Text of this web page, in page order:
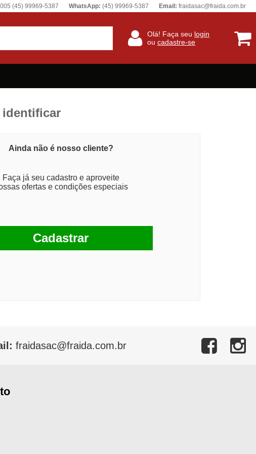
(45) 99969-5387 WhatsApp: (45) 99969-5387 Email: fraidasac@fraida.com.br
Olá! Faça seu login
ou cadastre-se
identificar
Ainda não é nosso cliente?
Faça já seu cadastro e aproveite
ofertas e condições especiais
Cadastrar
fraidasac@fraida.com.br